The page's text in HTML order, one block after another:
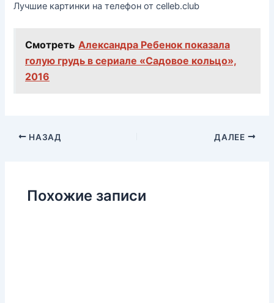
Лучшие картинки на телефон от celleb.club
Смотреть Александра Ребенок показала
голую грудь в сериале «Садовое кольцо»,
2016
НАЗАД ДАЛЕЕ
Похожие записи